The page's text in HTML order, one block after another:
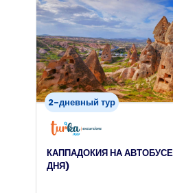
2-дневный тур
КАППАДОКИЯ НА
ДНЯ)